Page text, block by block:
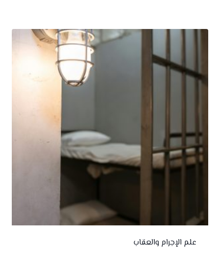
علم الإجرام والعقاب